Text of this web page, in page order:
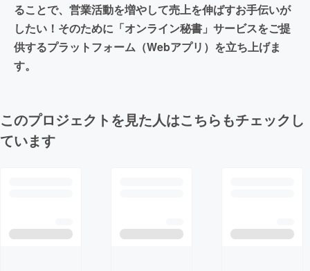
ることで、営業活動を増やして売上を伸ばすお手伝いが
したい！そのために「オンライン秘書」サービスをご提
供するプラットフォーム（Webアプリ）を立ち上げま
す。
このプロジェクトを見た人はこちらもチェックし
ています